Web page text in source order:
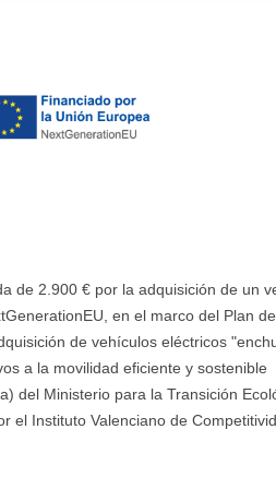
de 2.900 € por la adquisición de un
en el marco del Plan de
de vehículos eléctricos
a la movilidad eficiente y sostenible
del Ministerio para la Transición
el Instituto Valenciano de